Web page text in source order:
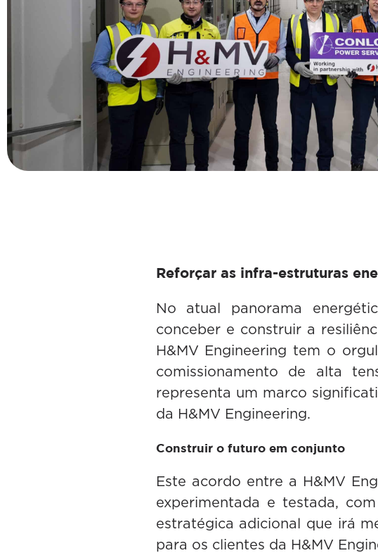
Reforçar as infra-estruturas
No atual panorama
conceber e construir a
H&MV Engineering tem o
comissionamento de alta
representa um marco
da H&MV Engineering.
Construir o futuro em conjunto
Este acordo entre a H&MV
experimentada e testada,
estratégica adicional que irá
para os clientes da H&MV